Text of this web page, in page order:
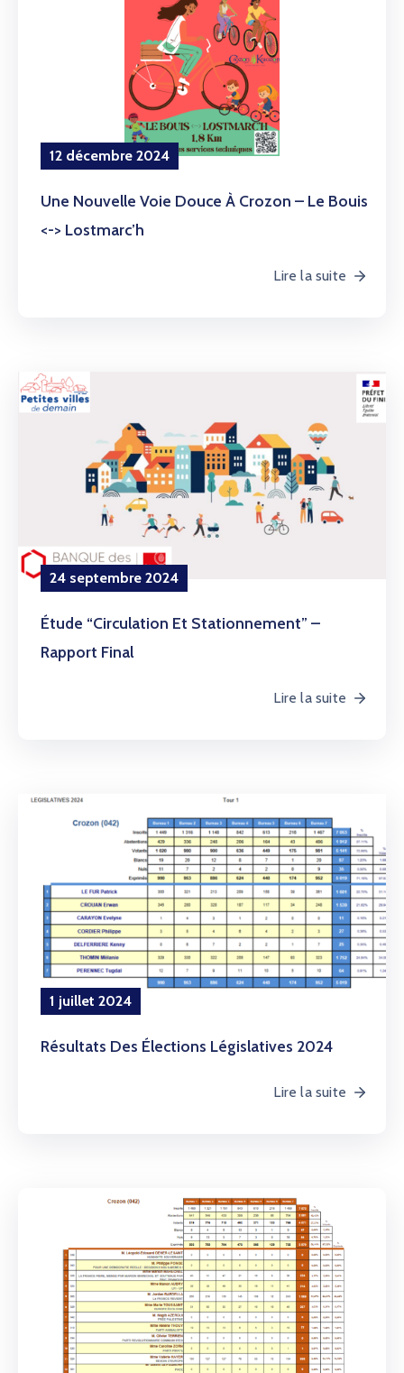
12 décembre 2024
Une Nouvelle Voie Douce À Crozon – Le Bouis
<-> Lostmarc’h
Lire la suite
24 septembre 2024
Étude “circulation Et Stationnement” –
Rapport Final
Lire la suite
1 juillet 2024
Résultats Des Élections Législatives 2024
Lire la suite